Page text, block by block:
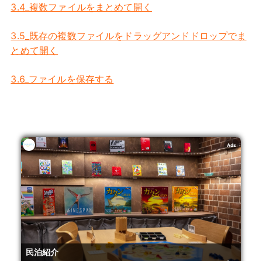
3.4_複数ファイルをまとめて開く
3.5_既存の複数ファイルをドラッグアンドドロップでま
とめて開く
3.6_ファイルを保存する
Ads
民泊紹介